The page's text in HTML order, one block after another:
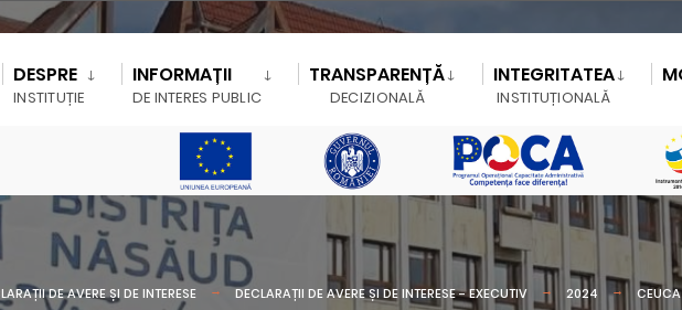
DESPRE
INSTITUȚIE
INFORMAȚII
DE INTERES PUBLIC
TRANSPARENȚĂ
DECIZIONALĂ
INTEGRITATEA
INSTITUȚIONALĂ
DE AVERE ȘI DE INTERESE DECLARAȚII DE AVERE ȘI DE INTERESE - EXECUTIV 2024